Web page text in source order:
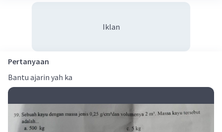
Iklan
Pertanyaan
Bantu ajarin yah ka